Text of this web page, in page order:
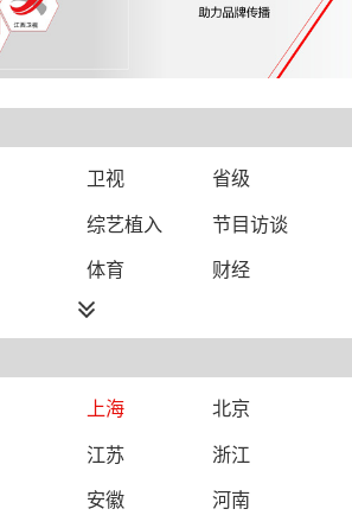
卫视
省级
综艺植入
节目访谈
体育
财经
科技
娱乐
影视
电视剧
综合
IPTV智能电视
数字电视
上海
北京
江苏
浙江
安徽
河南